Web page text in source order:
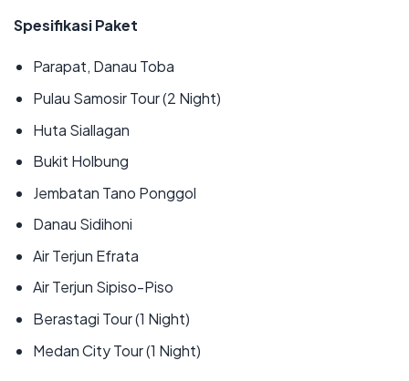
Spesifikasi Paket
‌Parapat, Danau Toba
‌Pulau Samosir Tour (2 Night)
‌Huta Siallagan
‌Bukit Holbung
‌Jembatan Tano Ponggol
‌Danau Sidihoni
‌Air Terjun Efrata
‌Air Terjun Sipiso-Piso
‌Berastagi Tour (1 Night)
‌Medan City Tour (1 Night)